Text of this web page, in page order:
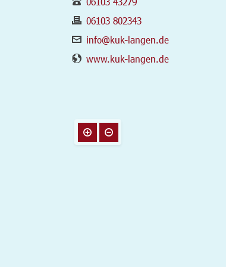
06103 802343
info@kuk-langen.de
www.kuk-langen.de